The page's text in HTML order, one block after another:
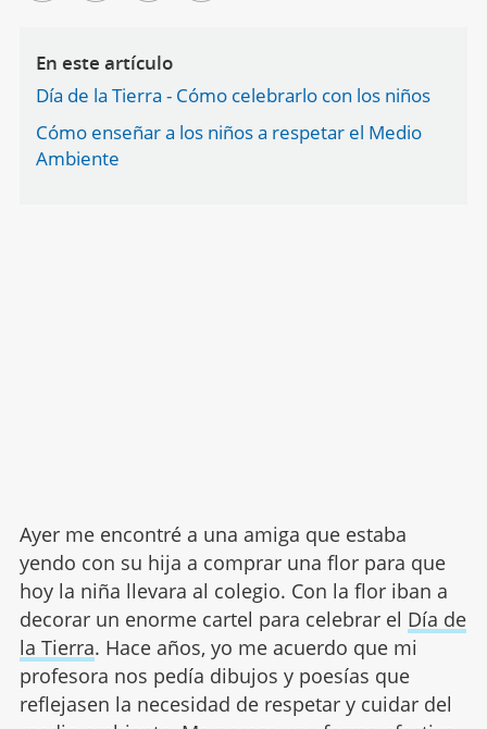
En este artículo
Día de la Tierra - Cómo celebrarlo con los niños
Cómo enseñar a los niños a respetar el Medio
Ambiente
Ayer me encontré a una amiga que estaba
yendo con su hija a comprar una flor para que
hoy la niña llevara al colegio. Con la flor iban a
decorar un enorme cartel para celebrar el Día de
la Tierra. Hace años, yo me acuerdo que mi
profesora nos pedía dibujos y poesías que
reflejasen la necesidad de respetar y cuidar del